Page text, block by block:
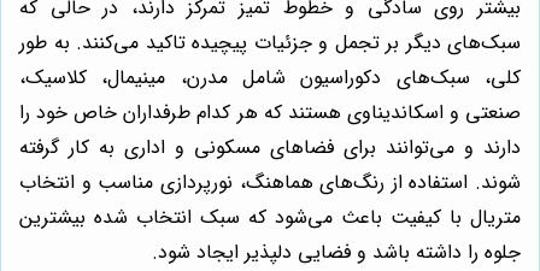
بیشتر روی سادگی و خطوط تمیز تمرکز دارند، در حالی که
سبک‌های دیگر بر تجمل و جزئیات پیچیده تاکید می‌کنند. به طور
کلی، سبک‌های دکوراسیون شامل مدرن، مینیمال، کلاسیک،
صنعتی و اسکاندیناوی هستند که هر کدام طرفداران خاص خود را
دارند و می‌توانند برای فضاهای مسکونی و اداری به کار گرفته
شوند. استفاده از رنگ‌های هماهنگ، نورپردازی مناسب و انتخاب
متریال با کیفیت باعث می‌شود که سبک انتخاب شده بیشترین
جلوه را داشته باشد و فضایی دلپذیر ایجاد شود.